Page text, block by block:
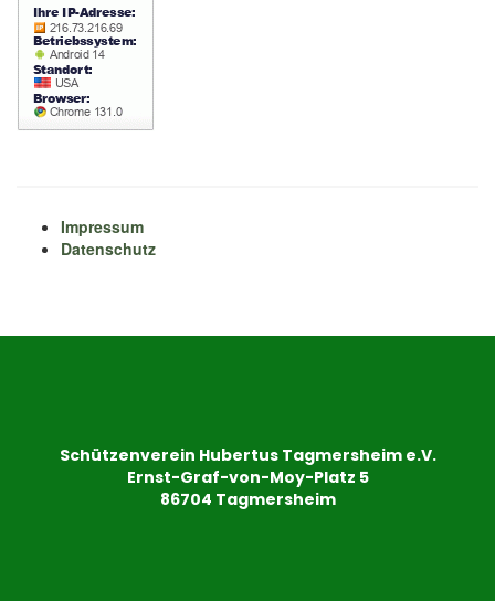
Impressum
Datenschutz
Schützenverein Hubertus Tagmersheim e.V.
Ernst-Graf-von-Moy-Platz 5
86704 Tagmersheim